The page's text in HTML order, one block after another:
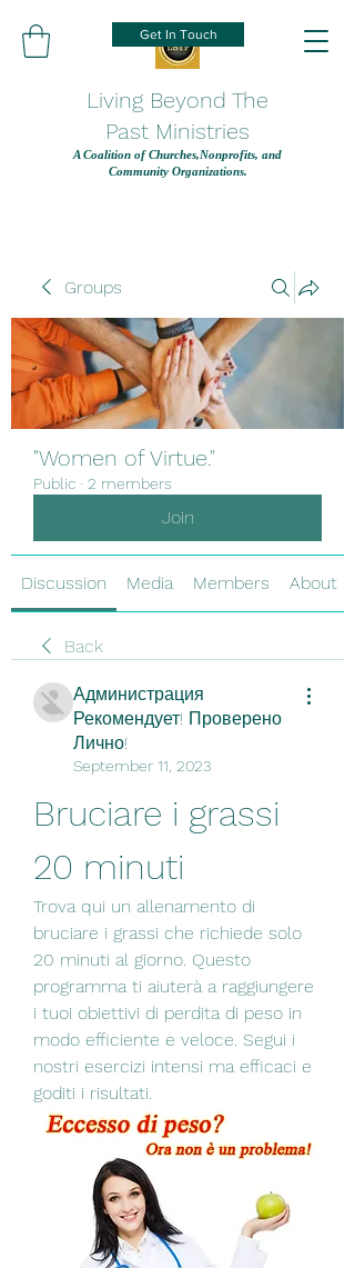
Living Beyond The
Past Ministries
A Coalition of Churches,Nonprofits, and
Community Organizations.
Get In Touch
Groups
"Women of Virtue."
Public · 2 members
Join
Discussion Media Members About
Back
Администрация
Рекомендует! Проверено
Лично!
September 11, 2023
Bruciare i grassi
20 minuti
Trova qui un allenamento di
bruciare i grassi che richiede solo
20 minuti al giorno. Questo
programma ti aiuterà a raggiungere
i tuoi obiettivi di perdita di peso in
modo efficiente e veloce. Segui i
nostri esercizi intensi ma efficaci e
goditi i risultati.